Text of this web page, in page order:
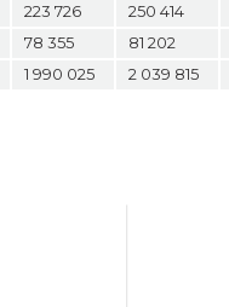
223 726 250 414
78 355 81 202
1 990 025 2 039 815